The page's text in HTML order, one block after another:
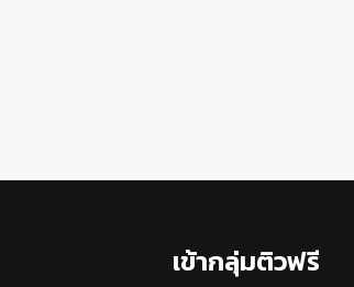
เข้ากลุ่มติวฟรี